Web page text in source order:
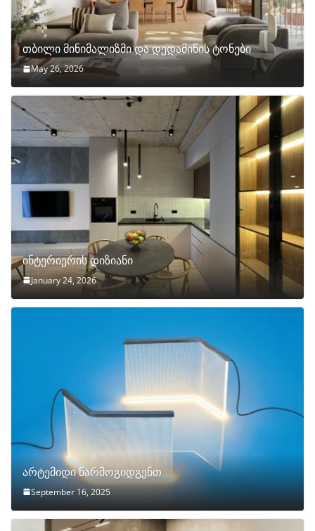
თბილი მინიმალიზმი და დედამიწის ტონები
May 26, 2026
ინტერიერის დიზიანი
January 24, 2026
არტემიდი წარმოგიდგენთ
September 16, 2025